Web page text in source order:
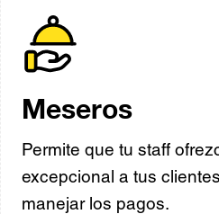
Meseros
Permite que tu staff
excepcional a tus
manejar los pagos.